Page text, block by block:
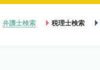
弁護士検索 税理士検索